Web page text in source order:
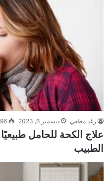
رغد مطفي ديسمبر 6, 2023
الطبيب